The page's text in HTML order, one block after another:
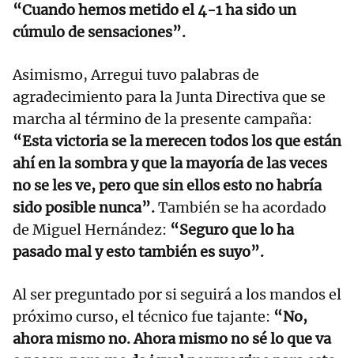
“Cuando hemos metido el 4-1 ha sido un
cúmulo de sensaciones”.
Asimismo, Arregui tuvo palabras de
agradecimiento para la Junta Directiva que se
marcha al término de la presente campaña:
“Esta victoria se la merecen todos los que están
ahí en la sombra y que la mayoría de las veces
no se les ve, pero que sin ellos esto no habría
sido posible nunca”.También se ha acordado
de Miguel Hernández: “Seguro que lo ha
pasado mal y esto también es suyo”.
Al ser preguntado por si seguirá a los mandos el
próximo curso, el técnico fue tajante: “No,
ahora mismo no. Ahora mismo no sé lo que va